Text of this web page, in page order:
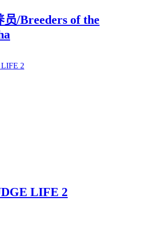
/Breeders of the
LIFE 2